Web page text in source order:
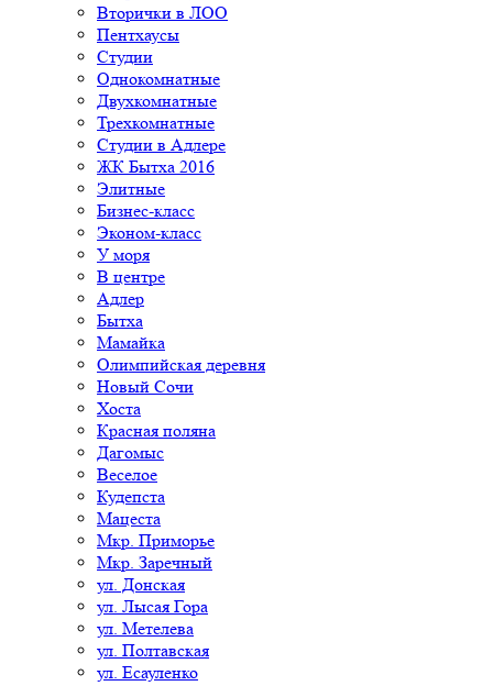
Вторички в ЛОО
Пентхаусы
Студии
Однокомнатные
Двухкомнатные
Трехкомнатные
Студии в Адлере
ЖК Бытха 2016
Элитные
Бизнес-класс
Эконом-класс
У моря
В центре
Адлер
Бытха
Мамайка
Олимпийская деревня
Новый Сочи
Хоста
Красная поляна
Дагомыс
Веселое
Кудепста
Мацеста
Мкр. Приморье
Мкр. Заречный
ул. Донская
ул. Лысая Гора
ул. Метелева
ул. Полтавская
ул. Есауленко